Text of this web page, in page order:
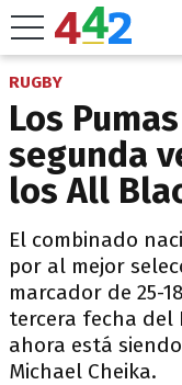
RUGBY
Los
segunda
los All
El combinado
por al mejor
marcador de 25-
tercera fecha del
ahora está
Michael Cheika.